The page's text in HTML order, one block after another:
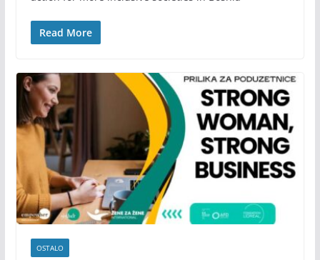
Read More
OSTALO